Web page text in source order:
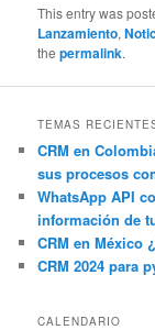
This entry was
Lanzamiento,
thepermalink.
TEMAS
CRM en
sus procesos
WhatsApp API
información de
CRM en México
CRM 2024 para
CALENDARIO